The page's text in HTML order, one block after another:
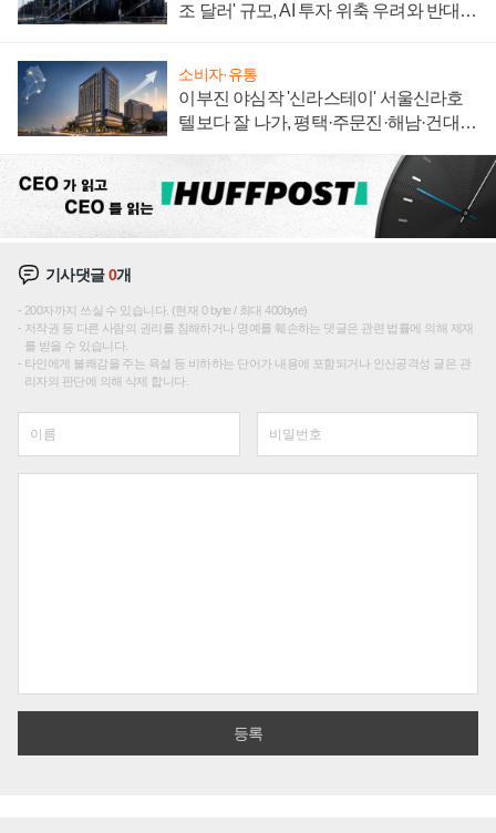
조 달러' 규모, AI 투자 위축 우려와 반대
소비자·유통
이부진 야심작 '신라스테이' 서울신라호
텔보다 잘 나가, 평택·주문진·해남·건대로
기사댓글0개
200자까지 쓰실 수 있습니다. (현재 0 byte / 최대 400byte)
저작권 등 다른 사람의 권리를 침해하거나 명예를 훼손하는 댓글은 관련 법률에 의해 제재
를 받을 수 있습니다.
타인에게 불쾌감을 주는 욕설 등 비하하는 단어가 내용에 포함되거나 인신공격성 글은 관
리자의 판단에 의해 삭제 합니다.